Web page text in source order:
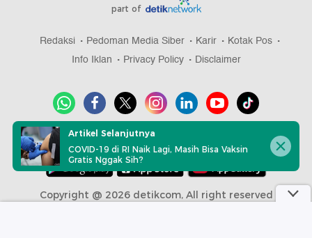
part of
Redaksi Pedoman Media Siber Karir
Kotak Pos
Info Iklan
Privacy Policy Disclaimer
Download aplikasi detikcom
Copyright @ 2026 detikcom, All right reserved
Artikel Selanjutnya
COVID-19 di RI Naik Lagi, Masih Bisa Vaksin
Gratis Nggak Sih?